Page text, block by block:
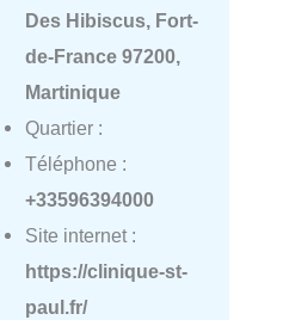
Des Hibiscus, Fort-
de-France 97200,
Martinique
Quartier :
Téléphone :
+33596394000
Site internet :
https://clinique-st-
paul.fr/